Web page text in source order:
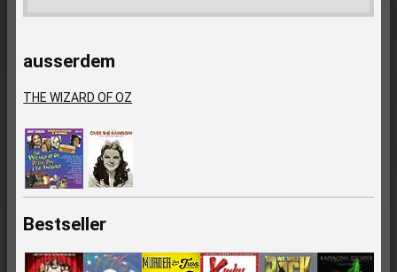
ausserdem
THE WIZARD OF OZ
Bestseller